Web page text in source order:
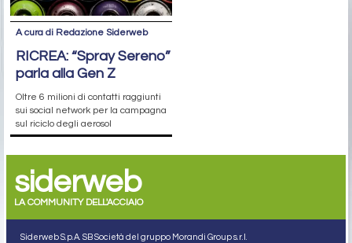
A cura di Redazione Siderweb
RICREA: “Spray Sereno”
parla alla Gen Z
Oltre 6 milioni di contatti raggiunti
sui social network per la campagna
sul riciclo degli aerosol
siderweb
LA COMMUNITY DELL'ACCIAIO
Siderweb S.p.A. SB Società del gruppo Morandi Group s.r.l.